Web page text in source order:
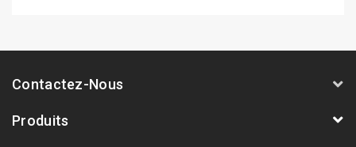
Contactez-Nous
Produits